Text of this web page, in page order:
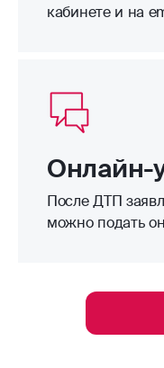
кабинете и на
Онлайн-
После ДТП
можно подать